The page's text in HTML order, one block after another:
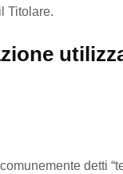
Titolare.
detti